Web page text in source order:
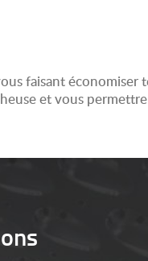
faisant économiser
et vous